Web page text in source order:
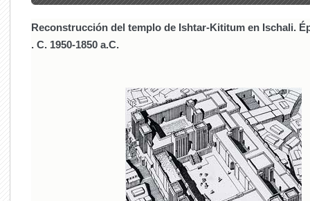
Reconstrucción del templo de Ishtar-Kititum en Ischali.
. C. 1950-1850 a.C.